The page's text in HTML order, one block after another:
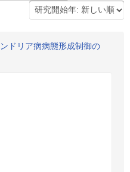
ドリア病病態形成制御の